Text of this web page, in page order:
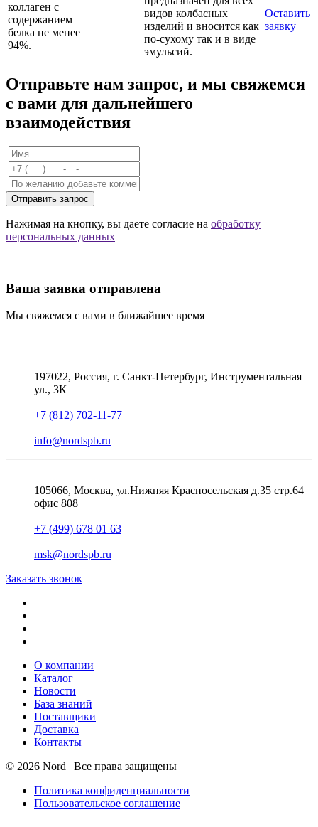
коллаген с
содержанием
белка не менее
94%.
видов колбасных
изделий и вносится как
по-сухому так и в виде
эмульсий.
Оставить
заявку
Отправьте нам запрос, и мы свяжемся
с вами для дальнейшего
взаимодействия
Отправить запрос
Нажимая на кнопку, вы даете согласие на обработку
персональных данных
Ваша заявка отправлена
Мы свяжемся с вами в ближайшее время
197022, Россия, г. Санкт-Петербург, Инструментальная
ул., 3К
+7 (812) 702-11-77
info@nordspb.ru
105066, Москва, ул.Нижняя Красносельская д.35 стр.64
офис 808
+7 (499) 678 01 63
msk@nordspb.ru
Заказать звонок
О компании
Каталог
Новости
База знаний
Поставщики
Доставка
Контакты
© 2026 Nord | Все права защищены
Политика конфиденциальности
Пользовательское соглашение